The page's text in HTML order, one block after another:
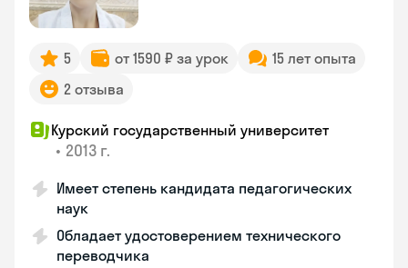
5 от 1590 ₽ за урок
15 лет опыта
2 отзыва
Курский государственный университет
• 2013 г.
Имеет степень кандидата педагогических
наук
Обладает удостоверением технического
переводчика